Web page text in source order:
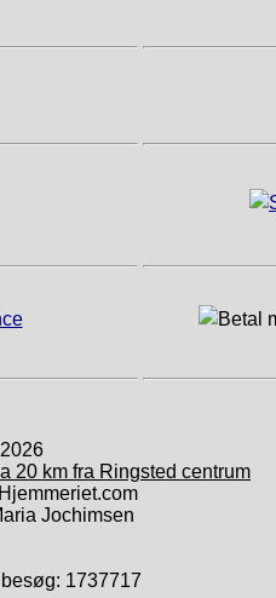
20 km fra Ringsted centrum
Jochimsen
1737717